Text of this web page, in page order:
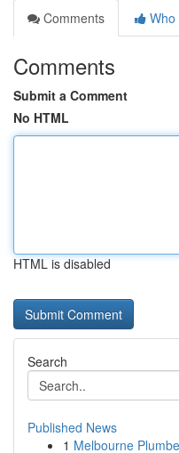
Comments
Who
Comments
Submit a Comment
No HTML
HTML is disabled
Search
Published News
1 Melbourne